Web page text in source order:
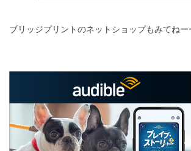
ブリッジプリントのネットショップもみてねー